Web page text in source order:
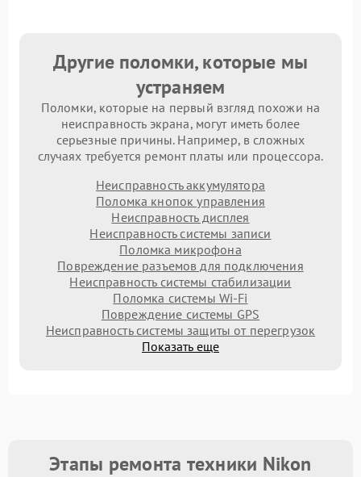
Другие поломки, которые мы
устраняем
Поломки, которые на первый взгляд похожи на
неисправность экрана, могут иметь более
серьезные причины. Например, в сложных
случаях требуется ремонт платы или процессора.
Неисправность аккумулятора
Поломка кнопок управления
Неисправность дисплея
Неисправность системы записи
Поломка микрофона
Повреждение разъемов для подключения
Неисправность системы стабилизации
Поломка системы Wi-Fi
Повреждение системы GPS
Неисправность системы защиты от перегрузок
Показать еще
Этапы ремонта техники Nikon